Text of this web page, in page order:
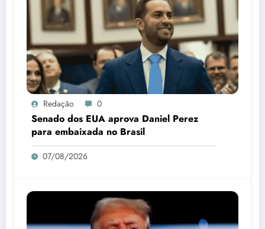
Redação 0
Senado dos EUA aprova Daniel Perez
para embaixada no Brasil
07/08/2026